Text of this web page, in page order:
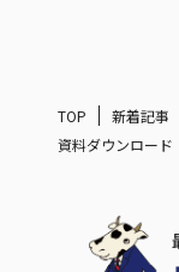
TOP 新着記事
資料ダウンロード